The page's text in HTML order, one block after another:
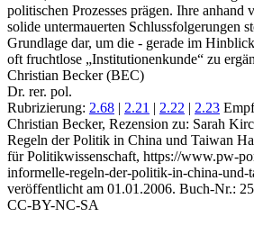
politischen Prozesses prägen. Ihre anhand
solide untermauerten Schlussfolgerungen
Grundlage dar, um die - gerade im
oft fruchtlose „Institutionenkunde“ zu
Christian Becker (BEC)
Dr. rer. pol.
Rubrizierung: 2.68 | 2.21 | 2.22 | 2.23
Christian Becker, Rezension zu: Sarah
Regeln der Politik in China und Taiwan
für Politikwissenschaft, https://www.pw-
informelle-regeln-der-politik-in-china-und-
veröffentlicht am 01.01.2006. Buch-Nr.:
CC-BY-NC-SA